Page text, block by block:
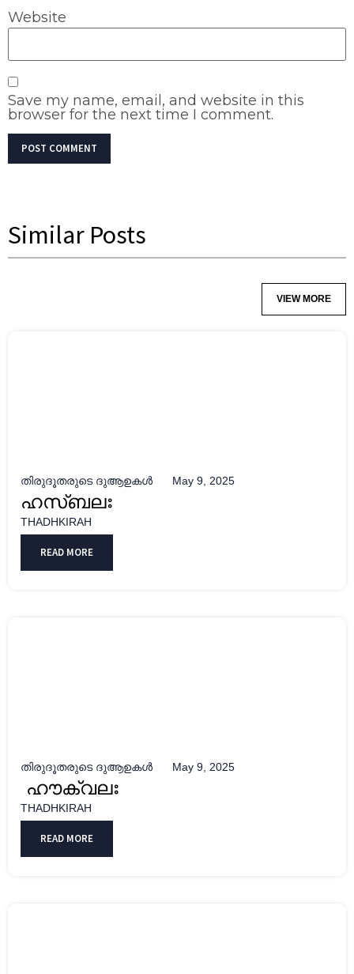
Website
Save my name, email, and website in this
browser for the next time I comment.
Similar Posts
VIEW MORE
തിരുദൂതരുടെ ദുആഉകൾ May 9, 2025
ഹസ്ബലഃ
THADHKIRAH
READ MORE
തിരുദൂതരുടെ ദുആഉകൾ May 9, 2025
ഹൗക്വലഃ
THADHKIRAH
READ MORE